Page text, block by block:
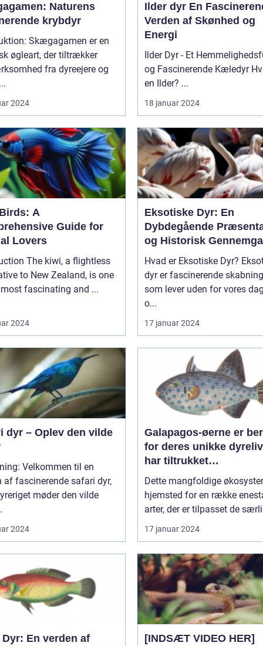
Naturens
krybdyr
Skægagamen er en
øgleart, der tiltrækker
fra dyreejere og
2024
Ilder dyr En Fascinerende
Verden af Skønhed og
Energi
Ilder Dyr - Et
og Fascinerende Kæledyr Hvad er
en Ilder? ...
18 januar 2024
A
Guide for
Lovers
a flightless
to New Zealand, is one
fascinating and ...
2024
Eksotiske Dyr: En
Dybdegående
og Historisk
Hvad er Eksotiske Dyr? Eksotiske
dyr er fascinerende
som lever uden for vores
o...
17 januar 2024
dyr – Oplev den vilde
Velkommen til en
af fascinerende safari dyr,
møder den vilde
2024
Galapagos-øerne er
for deres unikke
har tiltrukket
dyreentusiaster og
naturforskere i årtier
Dette mangfoldige
hjemsted for en række
arter, der er tilpasset de
17 januar 2024
En verden af
[INDSÆT VIDEO HER]